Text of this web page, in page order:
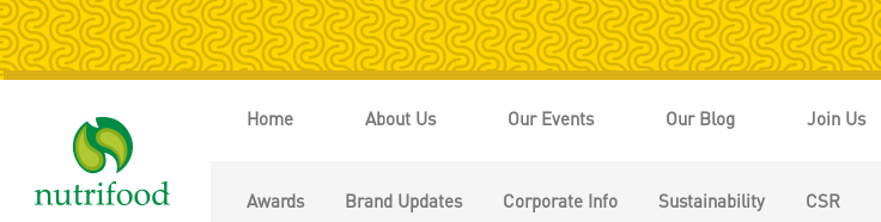
Home About Us Our Events Our Blog
Awards Brand Updates Corporate Info Sustainability CSR
Join Us